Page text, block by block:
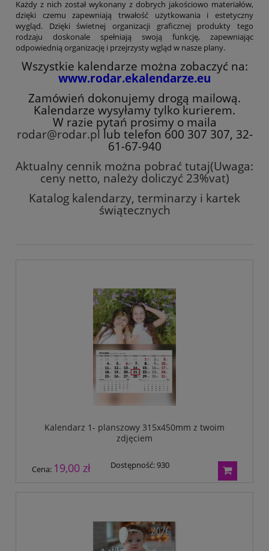
Każdy z nich został wykonany z dobrych jakościowo materiałów,
dzięki czemu zapewniają trwałość użytkowania i estetyczny
wygląd. Dzięki świetnej organizacji graficznej produkty tego
rodzaju doskonale spełniają swoją funkcję, zapewniając
odpowiednią organizację i przejrzysty wgląd w nasze plany.
Wszystkie kalendarze można zobaczyć na:
www.rodar.ekalendarze.eu
Zamówień dokonujemy drogą mailową.
Kalendarze wysyłamy tylko kurierem.
W razie pytań prosimy o maila
rodar@rodar.pl lub telefon 600 307 307, 32-
61-67-940
Aktualny cennik można pobrać tutaj(Uwaga:
ceny netto, należy doliczyć 23%vat)
Katalog kalendarzy, terminarzy i kartek
świątecznych
Kalendarz 1- planszowy 315x450mm z twoim
zdjęciem
Cena: 19,00 zł Dostępność:930